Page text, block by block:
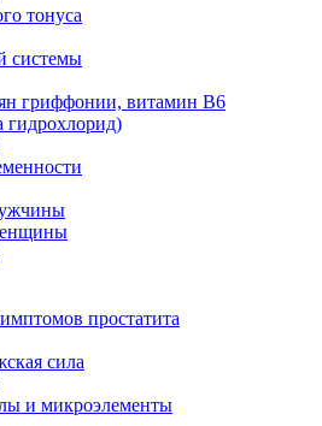
тонуса
системы
гриффонии, витамин В6
гидрохлорид)
простатита
сила
и микроэлементы